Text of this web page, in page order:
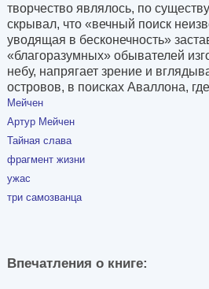
творчество являлось, по
скрывал, что «вечный поиск
уводящая в бесконечность»
«благоразумных» обывателей
небу, напрягает зрение и
островов, в поисках Аваллона,
Мейчен
Артур Мейчен
Тайная слава
фрагмент жизни
ужас
три самозванца
Впечатления о книге: